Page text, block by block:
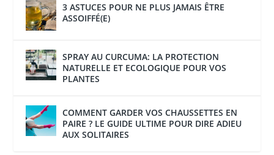
3 ASTUCES POUR NE PLUS JAMAIS ÊTRE
ASSOIFFÉ(E)
SPRAY AU CURCUMA: LA PROTECTION
NATURELLE ET ECOLOGIQUE POUR VOS
PLANTES
COMMENT GARDER VOS CHAUSSETTES EN
PAIRE ? LE GUIDE ULTIME POUR DIRE ADIEU
AUX SOLITAIRES